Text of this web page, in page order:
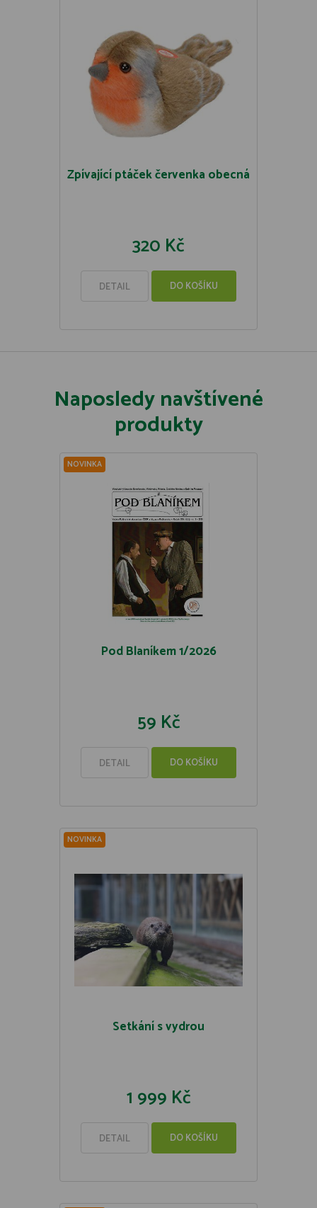
Zpívající ptáček červenka obecná
320 Kč
DETAIL DO KOŠÍKU
Naposledy navštívené
produkty
NOVINKA
Pod Blaníkem 1/2026
59 Kč
DETAIL DO KOŠÍKU
NOVINKA
Setkání s vydrou
1 999 Kč
DETAIL DO KOŠÍKU